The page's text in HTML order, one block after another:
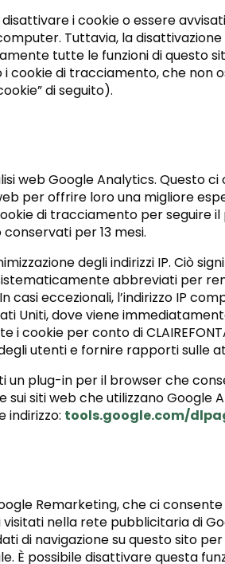
i cookie o essere
Tuttavia, la
tutte le funzioni di questo
cookie di tracciamento, che non
di seguito).
web Google Analytics. Questo
per offrire loro una migliore
di tracciamento per seguire
per 13 mesi.
degli indirizzi IP. Ciò
abbreviati per
casi eccezionali, l’indirizzo IP
Uniti, dove viene
cookie per conto di
utenti e fornire rapporti sulle
un plug-in per il browser che
siti web che utilizzano Google
indirizzo: tools.google.com/
Remarketing, che ci
nella rete pubblicitaria di
di navigazione su questo sito
È possibile disattivare questa